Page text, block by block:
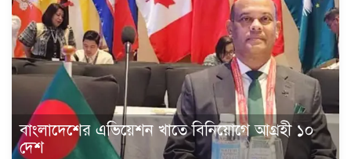
বাংলাদেশের এভিয়েশন খাতে বিনিয়োগে আগ্রহী ১০
দেশ